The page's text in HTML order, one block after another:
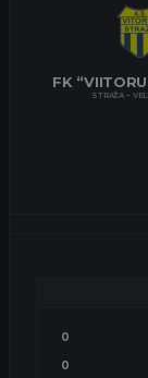
FK
STRAŽA –
0
0